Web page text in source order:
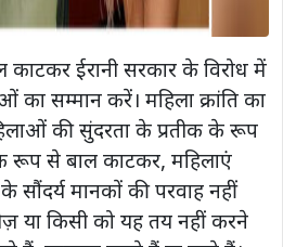
काटकर ईरानी सरकार के विरोध में
का सम्मान करें। महिला क्रांति का
की सुंदरता के प्रतीक के रूप
रूप से बाल काटकर, महिलाएं
सौंदर्य मानकों की परवाह नहीं
या किसी को यह तय नहीं करने